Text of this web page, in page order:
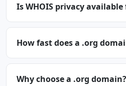
Is WHOIS privacy available
How fast does a .org
Why choose a .org domain?